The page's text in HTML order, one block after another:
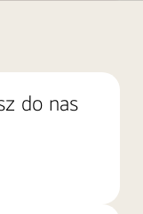
do nas